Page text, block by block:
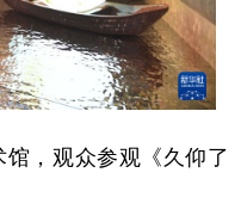
，观众参观《久仰了